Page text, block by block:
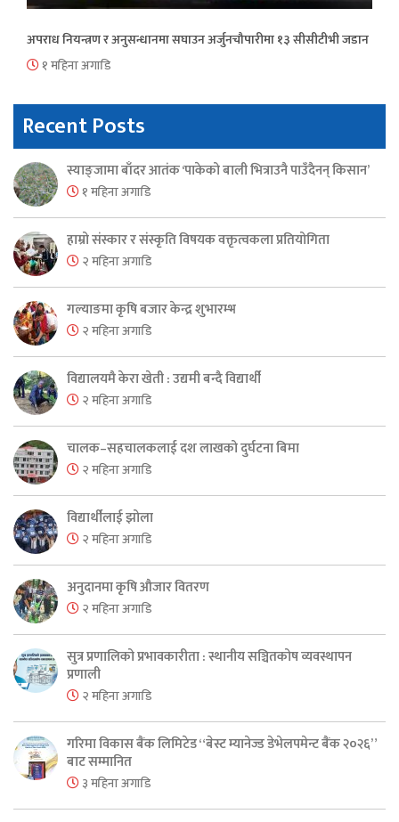
अपराध नियन्त्रण र अनुसन्धानमा सघाउन अर्जुनचौपारीमा १३ सीसीटीभी जडान
१ महिना अगाडि
Recent Posts
स्याङ्जामा बाँदर आतंक ‘पाकेको बाली भित्राउनै पाउँदैनन् किसान’
१ महिना अगाडि
हाम्रो संस्कार र संस्कृति विषयक वक्तृत्वकला प्रतियोगिता
२ महिना अगाडि
गल्याङमा कृषि बजार केन्द्र शुभारम्भ
२ महिना अगाडि
विद्यालयमै केरा खेती : उद्यमी बन्दै विद्यार्थी
२ महिना अगाडि
चालक–सहचालकलाई दश लाखको दुर्घटना बिमा
२ महिना अगाडि
विद्यार्थीलाई झोला
२ महिना अगाडि
अनुदानमा कृषि औजार वितरण
२ महिना अगाडि
सुत्र प्रणालिको प्रभावकारीता : स्थानीय सञ्चितकोष व्यवस्थापन
प्रणाली
२ महिना अगाडि
गरिमा विकास बैंक लिमिटेड “बेस्ट म्यानेज्ड डेभेलपमेन्ट बैंक २०२६”
बाट सम्मानित
३ महिना अगाडि